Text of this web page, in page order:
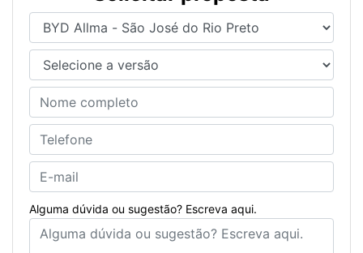
Alguma dúvida ou sugestão? Escreva aqui.